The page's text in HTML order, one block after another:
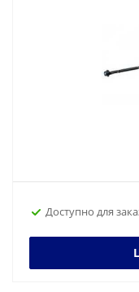
Доступно для